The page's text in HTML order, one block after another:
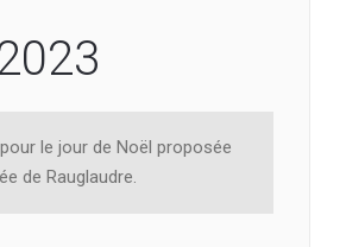
le jour de Noël proposée
de Rauglaudre.